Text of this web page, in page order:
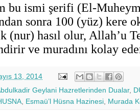
bu ismi şerifi (El-
sonra 100 (yüz) kere
(nur) hasıl olur, Allah’u
ve muradını kolay
13, 2014
Geylani Hazretlerinden Dualar,
Esmaü’l Hüsna Hazinesi Murada